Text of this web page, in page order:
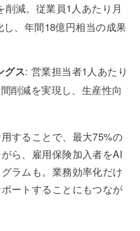
減。従業員1人あたり月
、年間18億円相当の成果
グス: 営業担当者1人あたり
削減を実現し、生産性向
することで、最大75%の
ら、雇用保険加入者をAI
ラムも。業務効率化だけ
ートすることにもつなが